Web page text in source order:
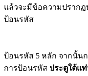
แล้วจะมีข้อความปรากฏ
ป้อนรหัส
ป้อนรหัส 5 หลัก จากนั้นก
การป้อนรหัส ประตูใต้แ